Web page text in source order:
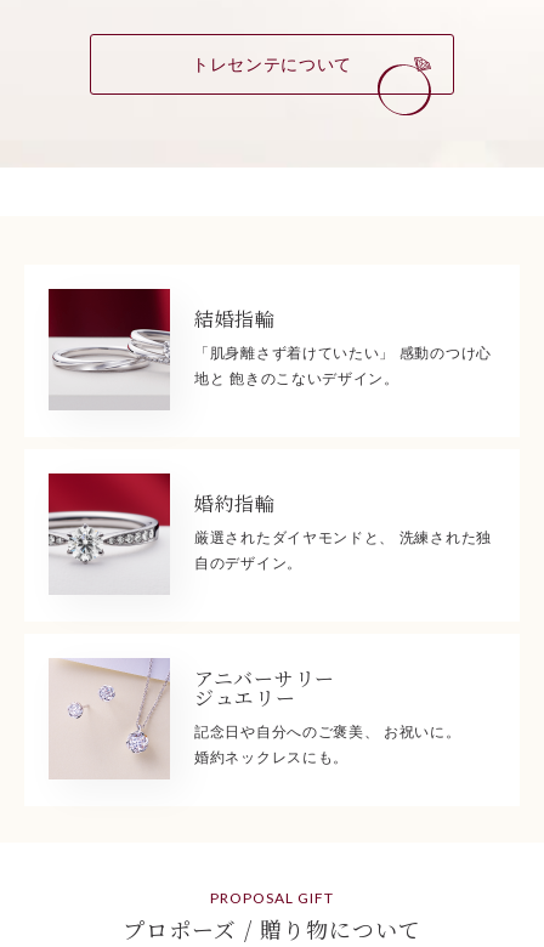
トレセンテについて
結婚指輪
「肌身離さず着けていたい」 感動のつけ心
地と 飽きのこないデザイン。
婚約指輪
厳選されたダイヤモンドと、 洗練された独
自のデザイン。
アニバーサリー
ジュエリー
記念日や自分へのご褒美、 お祝いに。
婚約ネックレスにも。
PROPOSAL GIFT
プロポーズ / 贈り物について